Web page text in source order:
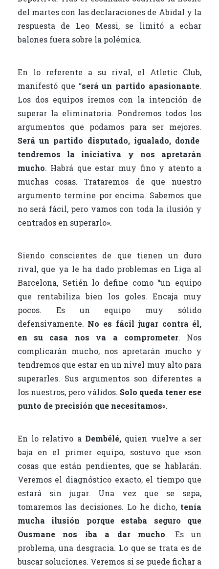
del martes con las declaraciones de Abidal y la
respuesta de Leo Messi, se limitó a echar
balones fuera sobre la polémica.
En lo referente a su rival, el Atletic Club,
manifestó que “será un partido apasionante.
Los dos equipos iremos con la intención de
superar la eliminatoria. Pondremos todos los
argumentos que podamos para ser mejores.
Será un partido disputado, igualado, donde
tendremos la iniciativa y nos apretarán
mucho. Habrá que estar muy fino y atento a
muchas cosas. Trataremos de que nuestro
argumento termine por encima. Sabemos que
no será fácil, pero vamos con toda la ilusión y
centrados en superarlo».
Siendo conscientes de que tienen un duro
rival, que ya le ha dado problemas en Liga al
Barcelona, Setién lo define como “un equipo
que rentabiliza bien los goles. Encaja muy
pocos. Es un equipo muy sólido
defensivamente. No es fácil jugar contra él,
en su casa nos va a comprometer. Nos
complicarán mucho, nos apretarán mucho y
tendremos que estar en un nivel muy alto para
superarles. Sus argumentos son diferentes a
los nuestros, pero válidos. Solo queda tener ese
punto de precisión que necesitamos«.
En lo relativo a Dembélé, quien vuelve a ser
baja en el primer equipo, sostuvo que «son
cosas que están pendientes, que se hablarán.
Veremos el diagnóstico exacto, el tiempo que
estará sin jugar. Una vez que se sepa,
tomaremos las decisiones. Lo he dicho, tenía
mucha ilusión porque estaba seguro que
Ousmane nos iba a dar mucho. Es un
problema, una desgracia. Lo que se trata es de
buscar soluciones. Veremos si se puede fichar a